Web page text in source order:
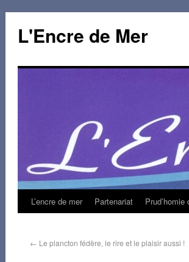
L'Encre de Mer
L’encre de mer Partenariat Prud’homie
← Le plancton fédère, le rire et le plaisir aussi !